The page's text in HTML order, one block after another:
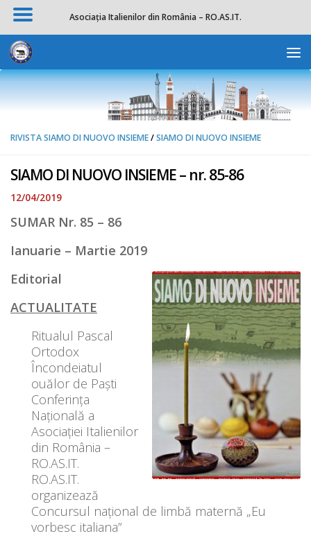
Skip to content
RIVISTA SIAMO DI NUOVO INSIEME/SIAMO DI NUOVO INSIEME
SIAMO DI NUOVO INSIEME – nr. 85-86
12/04/2019
SUMAR Nr. 85 – 86
Ianuarie – Martie 2019
Editorial
ACTUALITATE
Ritualul Pascal
Ortodox
Încondeiatul
ouălor de Paști
Conferința
Națională a
Asociației Italienilor
din România –
RO.AS.IT.
RO.AS.IT.
organizează
Concursul național de limbă maternă „Eu
vorbesc italiana”
Asociația Italienilor din România – RO.AS.IT.